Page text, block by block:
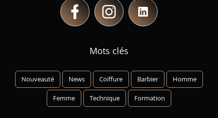
Mots clés
Nouveauté News Coiffure Barbier Homme
Femme Technique Formation